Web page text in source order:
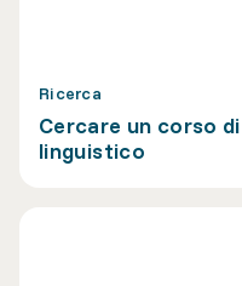
Ricerca
Cercare un corso
linguistico